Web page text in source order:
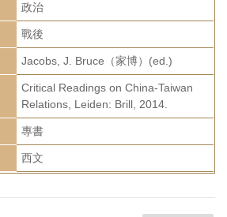
政治
戰後
Jacobs, J. Bruce（家博）(ed.)
Critical Readings on China-Taiwan
Relations, Leiden: Brill, 2014.
專書
西文